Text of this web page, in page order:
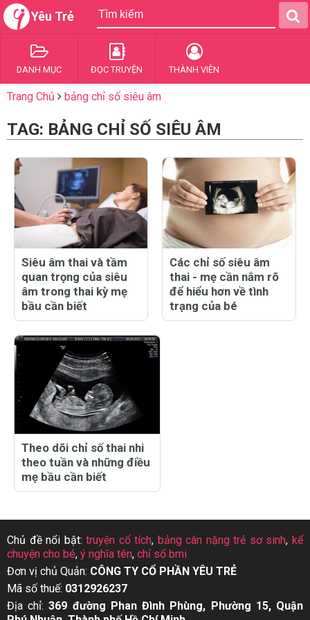
Yêu Trẻ
DANH MỤC ĐỌC TRUYỆN THÀNH VIÊN
Trang Chủ bảng chỉ số siêu âm
TAG: BẢNG CHỈ SỐ SIÊU ÂM
Siêu âm thai và tầm
quan trọng của siêu
âm trong thai kỳ mẹ
bầu cần biết
Các chỉ số siêu âm
thai - mẹ cần nắm rõ
để hiểu hơn về tình
trạng của bé
Theo dõi chỉ số thai nhi
theo tuần và những điều
mẹ bầu cần biết
Chủ đề nổi bật:truyện cổ tích, bảng cân nặng trẻ sơ sinh, kể
chuyện cho bé, ý nghĩa tên, chỉ số bmi
Đơn vị chủ Quản: CÔNG TY CỔ PHẦN YÊU TRẺ
Mã số thuế: 0312926237
Địa chỉ:369 đường Phan Đình Phùng, Phường 15, Quận